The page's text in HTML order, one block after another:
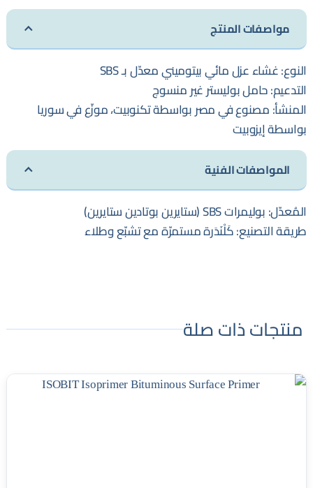
مواصفات المنتج
النوع: غشاء عزل مائي بيتوميني معدّل بـ SBS
التدعيم: حامل بوليستر غير منسوج
المنشأ: مصنوع في مصر بواسطة تكنوبيت، موزّع في سوريا
بواسطة إيزوبيت
المواصفات الفنية
المُعدّل: بوليمرات SBS (ستايرين بوتادين ستايرين)
طريقة التصنيع: كَلْنَدَرة مستمرّة مع تشبّع وطلاء
منتجات ذات صلة